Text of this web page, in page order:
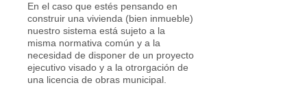
En el caso que estés pensando en
construir una vivienda (bien inmueble)
nuestro sistema está sujeto a la
misma normativa común y a la
necesidad de disponer de un proyecto
ejecutivo visado y a la otrorgación de
una licencia de obras municipal.